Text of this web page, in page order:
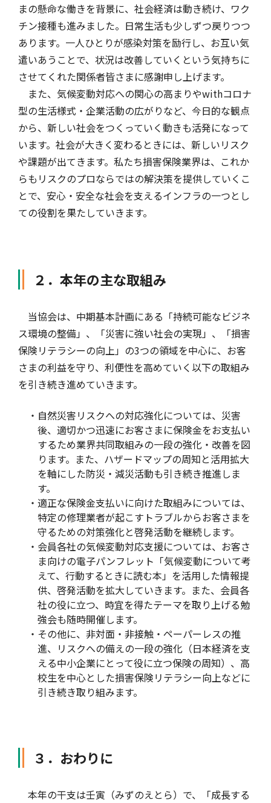
まの懸命な働きを背景に、社会経済は動き続け、ワク
チン接種も進みました。日常生活も少しずつ戻りつつ
あります。一人ひとりが感染対策を励行し、お互い気
遣いあうことで、状況は改善していくという気持ちに
させてくれた関係者皆さまに感謝申し上げます。
また、気候変動対応への関心の高まりやwithコロナ
型の生活様式・企業活動の広がりなど、今日的な観点
から、新しい社会をつくっていく動きも活発になって
います。社会が大きく変わるときには、新しいリスク
や課題が出てきます。私たち損害保険業界は、これか
らもリスクのプロならではの解決策を提供していくこ
とで、安心・安全な社会を支えるインフラの一つとし
ての役割を果たしていきます。
２．本年の主な取組み
当協会は、中期基本計画にある「持続可能なビジネ
ス環境の整備」、「災害に強い社会の実現」、「損害
保険リテラシーの向上」の3つの領域を中心に、お客
さまの利益を守り、利便性を高めていく以下の取組み
を引き続き進めていきます。
・自然災害リスクへの対応強化については、災害
後、適切かつ迅速にお客さまに保険金をお支払い
するため業界共同取組みの一段の強化・改善を図
ります。また、ハザードマップの周知と活用拡大
を軸にした防災・減災活動も引き続き推進しま
す。
・適正な保険金支払いに向けた取組みについては、
特定の修理業者が起こすトラブルからお客さまを
守るための対策強化と啓発活動を継続します。
・会員各社の気候変動対応支援については、お客さ
ま向けの電子パンフレット「気候変動について考
えて、行動するときに読む本」を活用した情報提
供、啓発活動を拡大していきます。また、会員各
社の役に立つ、時宜を得たテーマを取り上げる勉
強会も随時開催します。
・その他に、非対面・非接触・ペーパーレスの推
進、リスクへの備えの一段の強化（日本経済を支
える中小企業にとって役に立つ保険の周知）、高
校生を中心とした損害保険リテラシー向上などに
引き続き取り組みます。
３．おわりに
本年の干支は壬寅（みずのえとら）で、「成長する